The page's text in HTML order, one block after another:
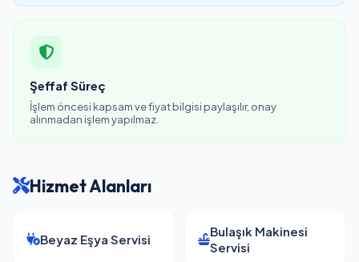
Şeffaf Süreç
İşlem öncesi kapsam ve fiyat bilgisi paylaşılır, onay
alınmadan işlem yapılmaz.
Hizmet Alanları
Beyaz Eşya Servisi
Bulaşık Makinesi
Servisi